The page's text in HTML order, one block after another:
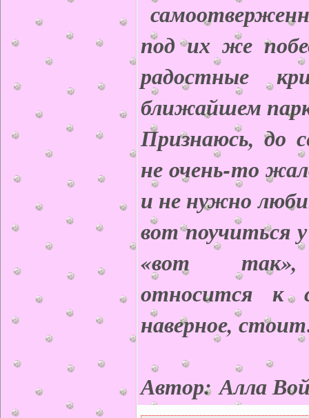
под их же
радостные
ближайшем
Признаюсь, до
не очень-то
и не нужно
вот поучиться
«вот так»,
относится к
наверное,
Автор: Алла